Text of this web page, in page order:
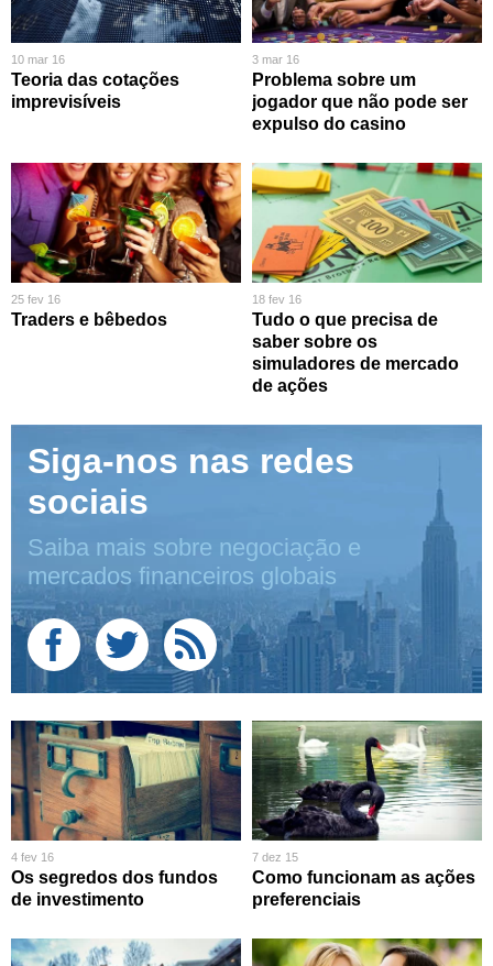
10 mar 16
Teoria das cotações
imprevisíveis
3 mar 16
Problema sobre um
jogador que não pode ser
expulso do casino
25 fev 16
Traders e bêbedos
18 fev 16
Tudo o que precisa de
saber sobre os
simuladores de mercado
de ações
Siga-nos nas redes
sociais
Saiba mais sobre negociação e
mercados financeiros globais
4 fev 16
Os segredos dos fundos
de investimento
7 dez 15
Como funcionam as ações
preferenciais